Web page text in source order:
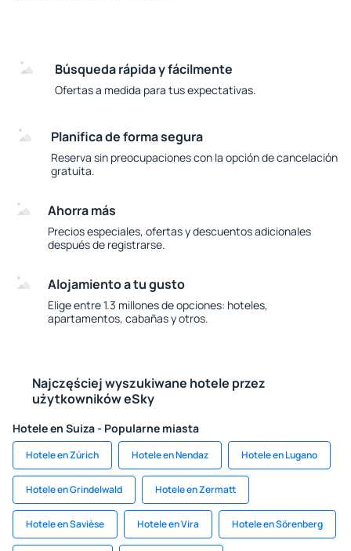
Búsqueda rápida y fácilmente
Ofertas a medida para tus expectativas.
Planifica de forma segura
Reserva sin preocupaciones con la opción de cancelación
gratuita.
Ahorra más
Precios especiales, ofertas y descuentos adicionales
después de registrarse.
Alojamiento a tu gusto
Elige entre 1.3 millones de opciones: hoteles,
apartamentos, cabañas y otros.
Najczęściej wyszukiwane hotele przez
użytkowników eSky
Hotele en Suiza - Popularne miasta
Hotele en Zúrich Hotele en Nendaz Hotele en Lugano
Hotele en Grindelwald Hotele en Zermatt
Hotele en Savièse Hotele en Vira Hotele en Sörenberg